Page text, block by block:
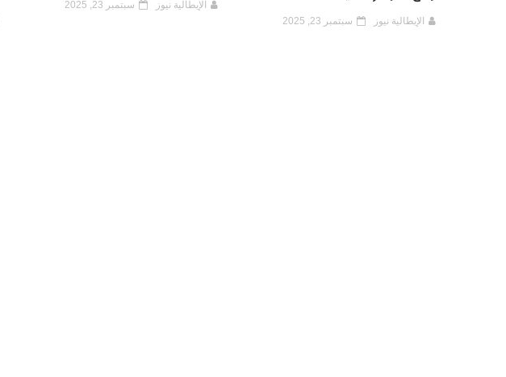
الإيطالية نيوز سبتمبر 23, 2025
الإيطالية نيوز سبتمبر 23, 2025